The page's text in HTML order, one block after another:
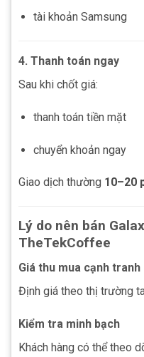
tài khoản Samsung
4. Thanh toán ngay
Sau khi chốt giá:
thanh toán tiền mặt
chuyển khoản ngay
Giao dịch thường 10–20
Lý do nên bán
TheTekCoffee
Giá thu mua cạnh tranh
Định giá theo thị trường
Kiểm tra minh bạch
Khách hàng có thể theo